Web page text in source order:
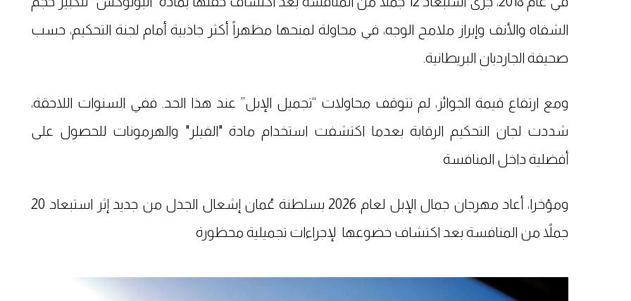
الشفاه والأنف وإبراز ملامح الوجه، في محاولة لمنحها مظهراً أكثر جاذبية أمام لجنة التحكيم، حسب
صحيفة الجارديان البريطانية.
ومع ارتفاع قيمة الجوائز، لم تتوقف محاولات “تجميل الإبل” عند هذا الحد. ففي السنوات اللاحقة،
شددت لجان التحكيم الرقابة بعدما اكتشفت استخدام مادة "الفيلر" والهرمونات للحصول على
أفضلية داخل المنافسة
ومؤخرا، أعاد مهرجان جمال الإبل لعام 2026 بسلطنة عُمان إشعال الجدل من جديد إثر استبعاد 20
جملاً من المنافسة بعد اكتشاف خضوعها لإجراءات تجميلية محظورة